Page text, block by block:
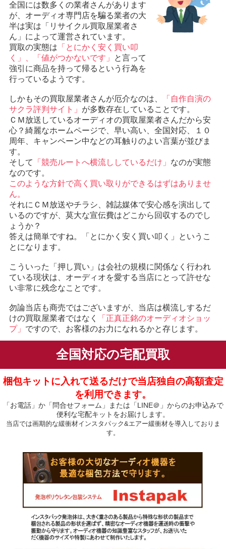
全国には数多くの業者さんがあります
が、オーディオ専門店を騙る業者の大
半は実は「リサイクル買取屋業者さ
ん」によって運営されています。
買取の実態は 「とにかく安く買い叩
く」、「値がつかないです」
と言って
強引に商品を持って帰るという行為を
行っているようです。
しかもその買取屋業者さんが厄介なのは、
「自作自演の
サクラ評判サイト」 が多数存在していることです。
ＣＭ放送しているオーディオの買取屋業者さんだから安
心？綺麗なホームページで、早い高い、全国対応、１０
周年、キャンペーン中などの耳触りのよい言葉が並びま
す。
そして
「競売ルートへ横流ししているだけ」 なのが実態
なのです。
このような方針で高く買い取りができるはずはありませ
ん。
それにＣＭ放送やチラシ、雑誌媒体で安心感を演出して
いるのですが、莫大な宣伝費はどこから回収するのでし
ょうか？
答えは簡単ですね。「とにかく安く買い叩く」というこ
とになります。
こういった「押し買い」は会社の規模に関係なく行われ
ている現状は、オーディオを愛する当店にとって許せな
い非常に残念なことです。
勿論当店も商売ではございますが、当店は横流しするだ
けの買取屋業者ではなく
「正真正銘のオーディオショッ
プ」 ですので、お客様のお力になれるかと存じます。
全国対応の宅配買取
梱包キットに入れて送るだけで当店独自の高額査定
を利用できます。
「お電話」か「問合せフォーム」または「LINE＠」からのお申込みで
便利な宅配キットをお届けします。
当店では画期的な緩衝材インスタパック&エアー緩衝材を導入しておりま
す。